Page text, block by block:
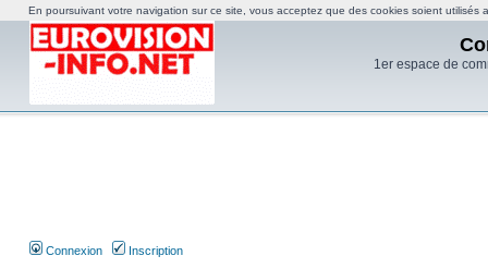
1er espace de
Connexion Inscription
En poursuivant votre navigation sur ce site, vous acceptez que des cookies soient